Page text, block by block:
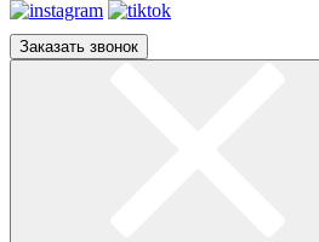
Заказать звонок